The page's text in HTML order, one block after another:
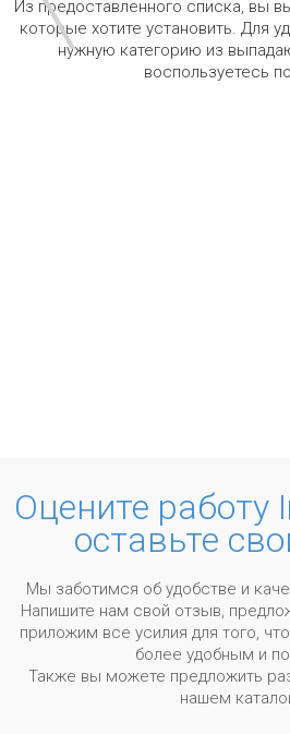
Из предоставленного списка, вы
которые хотите установить. Для
нужную категорию из
воспользуетесь
Оцените работу
оставьте
Мы заботимся об удобстве и
Напишите нам свой отзыв,
приложим все усилия для того,
более удобным и
Также вы можете предложить
нашем